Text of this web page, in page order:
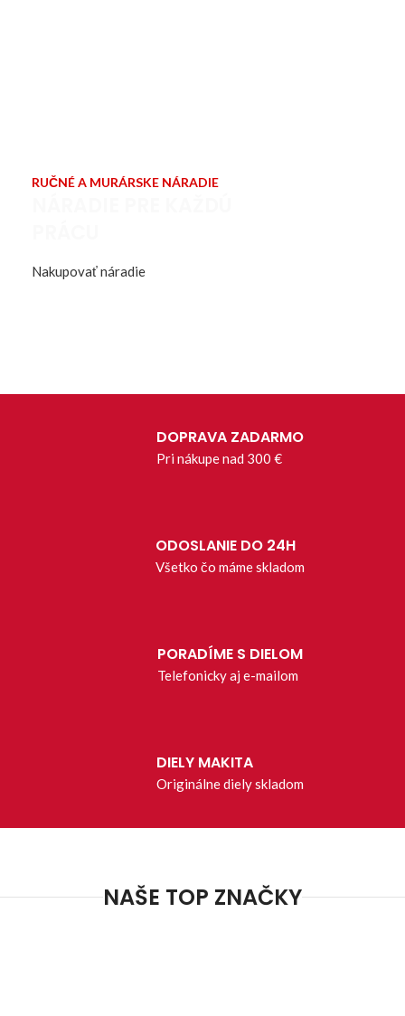
RUČNÉ A MURÁRSKE NÁRADIE
Nakupovať náradie
DOPRAVA ZADARMO
Pri nákupe nad 300 €
ODOSLANIE DO 24H
Všetko čo máme skladom
PORADÍME S DIELOM
Telefonicky aj e-mailom
DIELY MAKITA
Originálne diely skladom
NAŠE TOP ZNAČKY